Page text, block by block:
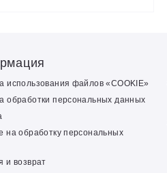
использования файлов «COOKIE»
обработки персональных данных
на обработку персональных
и возврат